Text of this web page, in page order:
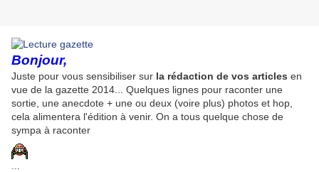
Bonjour,
Juste pour vous sensibiliser sur la rédaction de vos articles en
vue de la gazette 2014... Quelques lignes pour raconter une
sortie, une anecdote + une ou deux (voire plus) photos et hop,
cela alimentera l'édition à venir. On a tous quelque chose de
sympa à raconter